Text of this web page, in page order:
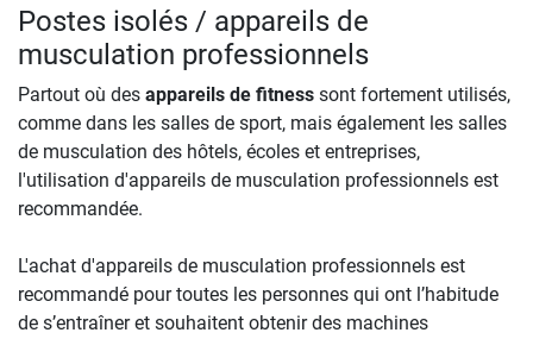
Postes isolés / appareils de
musculation professionnels
Partout où des appareils de fitness sont fortement utilisés,
comme dans les salles de sport, mais également les salles
de musculation des hôtels, écoles et entreprises,
l'utilisation d'appareils de musculation professionnels est
recommandée.
L'achat d'appareils de musculation professionnels est
recommandé pour toutes les personnes qui ont l’habitude
de s’entraîner et souhaitent obtenir des machines